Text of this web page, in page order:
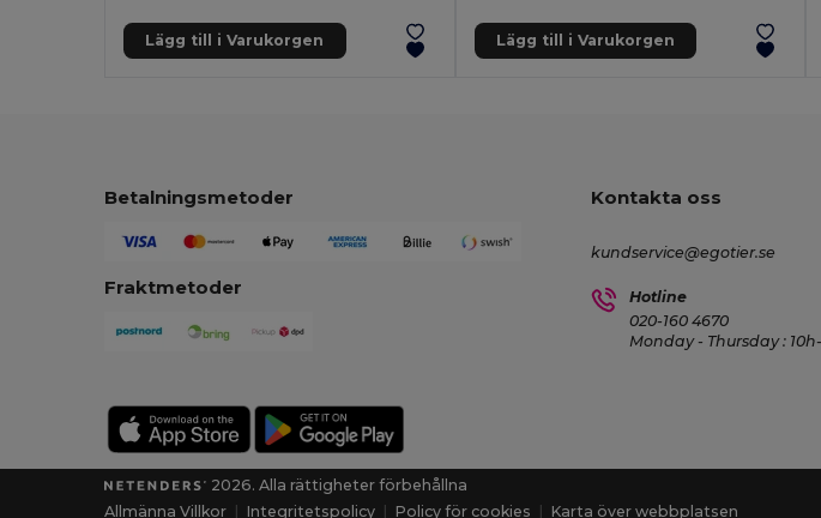
Lägg till i Varukorgen Lägg till i Varukorgen
Betalningsmetoder
Fraktmetoder
Kontakta oss
kundservice@egotier.se
Hotline
020-160 4670
Monday - Thursday :
2026. Alla rättigheter förbehållna
Allmänna Villkor
Integritetspolicy Policy för cookies Karta över webbplatsen